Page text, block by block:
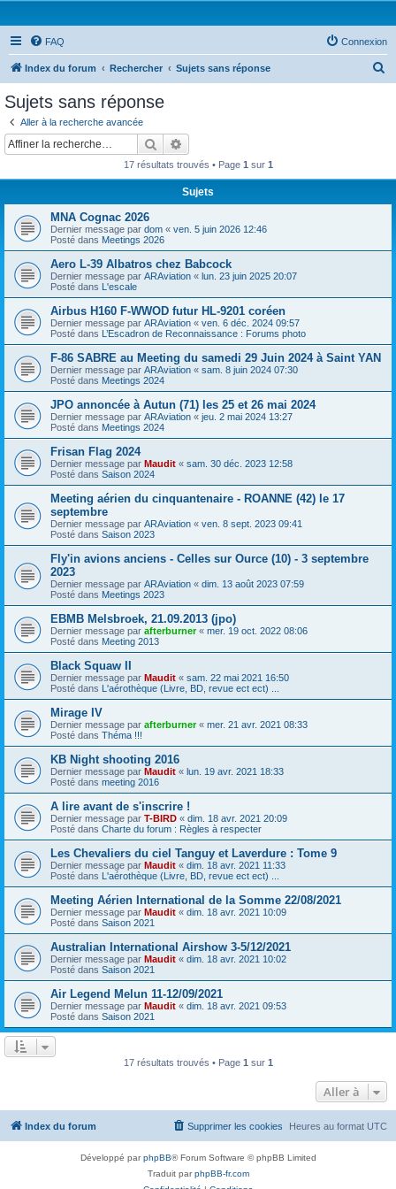
FAQ Connexion
Index du forum Rechercher Sujets sans réponse
Sujets sans réponse
Aller à la recherche avancée
Rechercher
17 résultats trouvés • Page 1 sur 1
Sujets
MNA Cognac 2026
Dernier message par dom « ven. 5 juin 2026 12:46
Posté dans Meetings 2026
Aero L-39 Albatros chez Babcock
Dernier message par ARAviation « lun. 23 juin 2025 20:07
Posté dans L'escale
Airbus H160 F-WWOD futur HL-9201 coréen
Dernier message par ARAviation « ven. 6 déc. 2024 09:57
Posté dans L’Escadron de Reconnaissance : Forums photo
F-86 SABRE au Meeting du samedi 29 Juin 2024 à Saint YAN
Dernier message par ARAviation « sam. 8 juin 2024 07:30
Posté dans Meetings 2024
JPO annoncée à Autun (71) les 25 et 26 mai 2024
Dernier message par ARAviation « jeu. 2 mai 2024 13:27
Posté dans Meetings 2024
Frisan Flag 2024
Dernier message par Maudit « sam. 30 déc. 2023 12:58
Posté dans Saison 2024
Meeting aérien du cinquantenaire - ROANNE (42) le 17
septembre
Dernier message par ARAviation « ven. 8 sept. 2023 09:41
Posté dans Saison 2023
Fly'in avions anciens - Celles sur Ource (10) - 3 septembre
2023
Dernier message par ARAviation « dim. 13 août 2023 07:59
Posté dans Meetings 2023
EBMB Melsbroek, 21.09.2013 (jpo)
Dernier message par afterburner« mer. 19 oct. 2022 08:06
Posté dans Meeting 2013
Black Squaw II
Dernier message par Maudit « sam. 22 mai 2021 16:50
Posté dans L'aérothèque (Livre, BD, revue ect ect) ...
Mirage IV
Dernier message par afterburner« mer. 21 avr. 2021 08:33
Posté dans Théma !!!
KB Night shooting 2016
Dernier message par Maudit « lun. 19 avr. 2021 18:33
Posté dans meeting 2016
A lire avant de s'inscrire !
Dernier message par T-BIRD « dim. 18 avr. 2021 20:09
Posté dans Charte du forum : Règles à respecter
Les Chevaliers du ciel Tanguy et Laverdure : Tome 9
Dernier message par Maudit « dim. 18 avr. 2021 11:33
Posté dans L'aérothèque (Livre, BD, revue ect ect) ...
Meeting Aérien International de la Somme 22/08/2021
Dernier message par Maudit « dim. 18 avr. 2021 10:09
Posté dans Saison 2021
Australian International Airshow 3-5/12/2021
Dernier message par Maudit « dim. 18 avr. 2021 10:02
Posté dans Saison 2021
Air Legend Melun 11-12/09/2021
Dernier message par Maudit « dim. 18 avr. 2021 09:53
Posté dans Saison 2021
17 résultats trouvés • Page 1 sur 1
Aller à
Index du forum Heures au format UTC
Supprimer les cookies
Développé parphpBB® Forum Software © phpBB Limited
Traduit parphpBB-fr.com